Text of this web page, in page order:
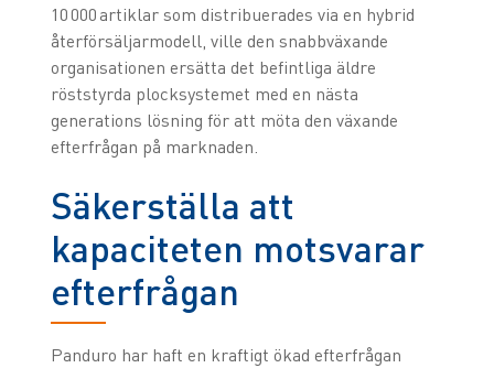
10 000 artiklar som distribuerades via en hybrid
återförsäljarmodell, ville den snabbväxande
organisationen ersätta det befintliga äldre
röststyrda plocksystemet med en nästa
generations lösning för att möta den växande
efterfrågan på marknaden.
Säkerställa att
kapaciteten motsvarar
efterfrågan
Panduro har haft en kraftigt ökad efterfrågan